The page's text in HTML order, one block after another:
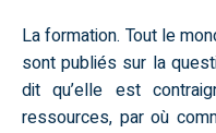
La formation. Tout le
sont publiés sur la
dit qu’elle est
ressources, par où